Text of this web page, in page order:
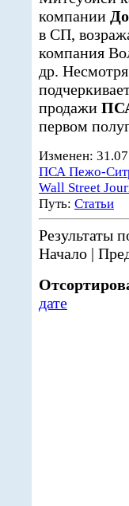
компании
в СП,
компания
др.
продажи
первом
Изменен:
ПСА Пежо-
Wall Street
Путь: Статьи
Результаты
Начало |
дате